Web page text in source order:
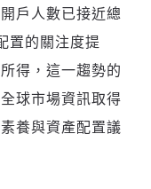
戶人數已接近總
置的關注度提
得，這一趨勢的
球市場資訊取得
養與資產配置議